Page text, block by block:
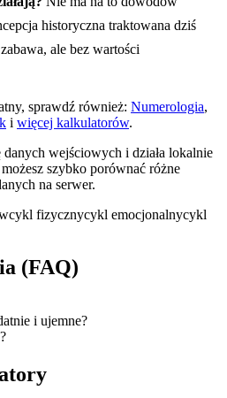
historyczna traktowana dziś
ale bez wartości
sprawdź również: Numerologia,
i więcej kalkulatorów.
wejściowych i działa lokalnie
szybko porównać różne
na serwer.
cykl fizycznycykl emocjonalnycykl
(FAQ)
i ujemne?